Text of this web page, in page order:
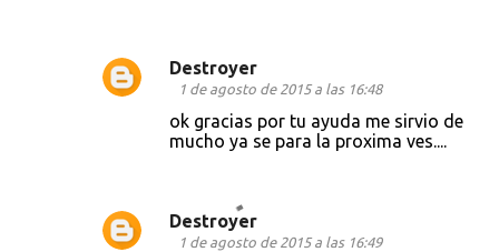
Destroyer
1 de agosto de 2015 a las 16:48
ok gracias por tu ayuda me sirvio de
mucho ya se para la proxima ves....
Destroyer
1 de agosto de 2015 a las 16:49